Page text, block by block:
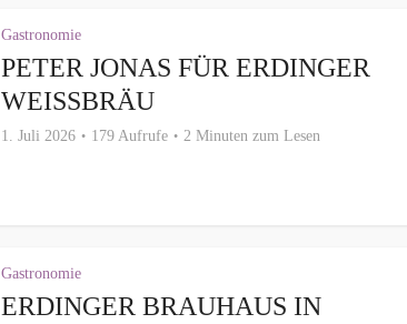
Gastronomie
PETER JONAS FÜR ERDINGER
WEISSBRÄU
1. Juli 2026 179 Aufrufe 2 Minuten zum Lesen
Gastronomie
ERDINGER BRAUHAUS IN